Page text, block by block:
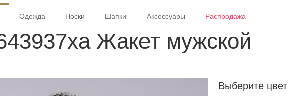
Одежда Носки Шапки Аксессуары Распродажа
Жакет мужской
Выберите цвет